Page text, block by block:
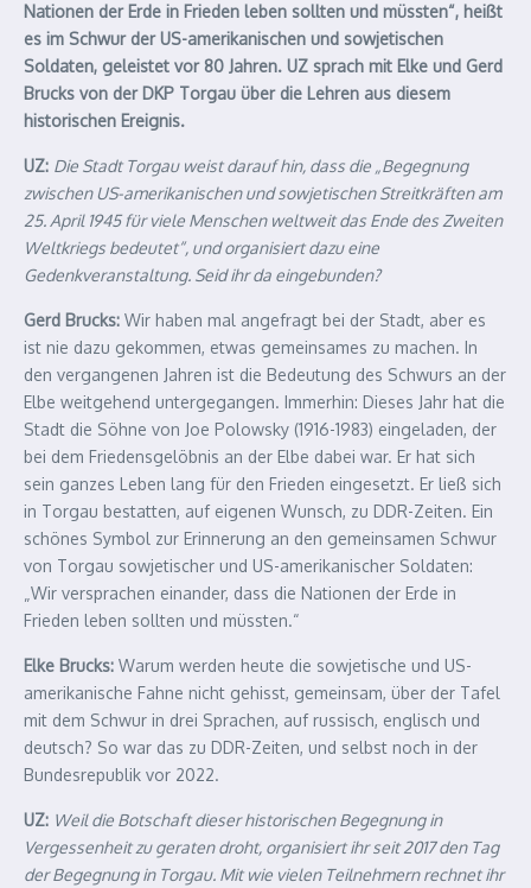
Nationen der Erde in Frieden leben sollten und müssten“, heißt
es im Schwur der US-amerikanischen und sowjetischen
Soldaten, geleistet vor 80 Jahren. UZ sprach mit Elke und Gerd
Brucks von der DKP Torgau über die Lehren aus diesem
historischen Ereignis.
UZ: Die Stadt Torgau weist darauf hin, dass die „Begegnung
zwischen US-amerikanischen und sowjetischen Streitkräften am
25. April 1945 für viele Menschen weltweit das Ende des Zweiten
Weltkriegs bedeutet“, und organisiert dazu eine
Gedenkveranstaltung. Seid ihr da eingebunden?
Gerd Brucks: Wir haben mal angefragt bei der Stadt, aber es
ist nie dazu gekommen, etwas gemeinsames zu machen. In
den vergangenen Jahren ist die Bedeutung des Schwurs an der
Elbe weitgehend untergegangen. Immerhin: Dieses Jahr hat die
Stadt die Söhne von Joe Polowsky (1916-1983) eingeladen, der
bei dem Friedensgelöbnis an der Elbe dabei war. Er hat sich
sein ganzes Leben lang für den Frieden eingesetzt. Er ließ sich
in Torgau bestatten, auf eigenen Wunsch, zu DDR-Zeiten. Ein
schönes Symbol zur Erinnerung an den gemeinsamen Schwur
von Torgau sowjetischer und US-amerikanischer Soldaten:
„Wir versprachen einander, dass die Nationen der Erde in
Frieden leben sollten und müssten.“
Elke Brucks: Warum werden heute die sowjetische und US-
amerikanische Fahne nicht gehisst, gemeinsam, über der Tafel
mit dem Schwur in drei Sprachen, auf russisch, englisch und
deutsch? So war das zu DDR-Zeiten, und selbst noch in der
Bundesrepublik vor 2022.
UZ: Weil die Botschaft dieser historischen Begegnung in
Vergessenheit zu geraten droht, organisiert ihr seit 2017 den Tag
der Begegnung in Torgau. Mit wie vielen Teilnehmern rechnet ihr